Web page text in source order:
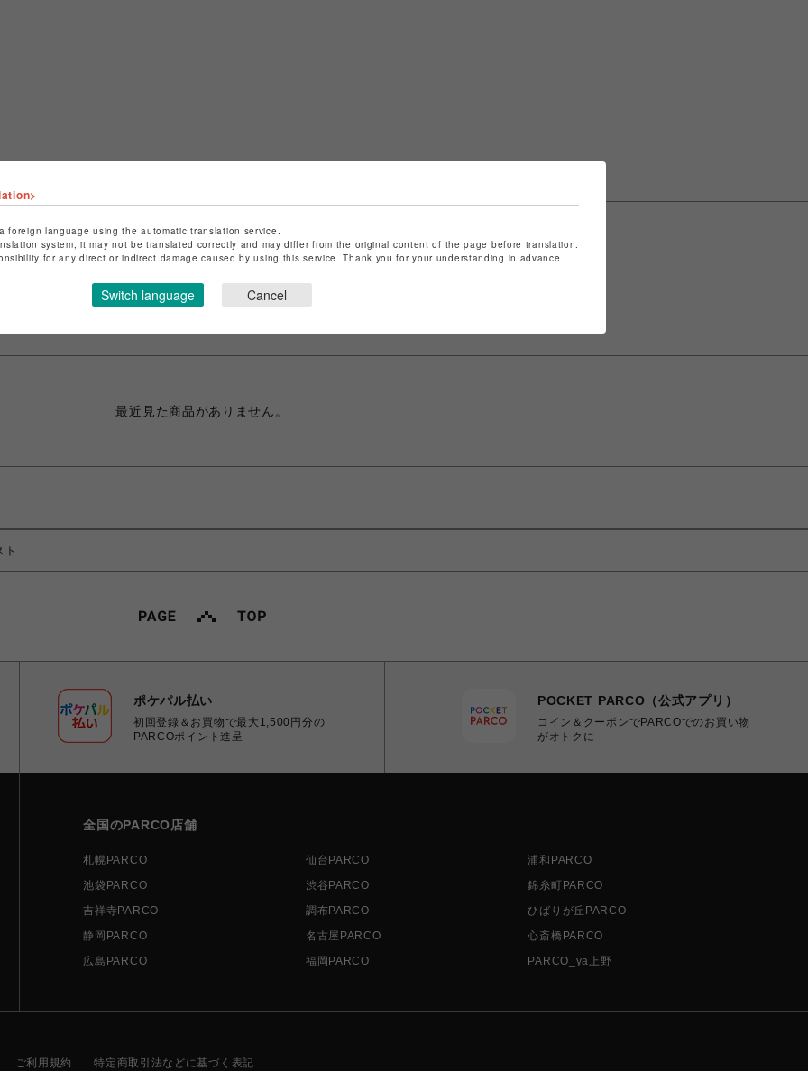
CHECKED ITEMS
最近見た商品がありません。
ト
ポケパル払い
初回登録＆お買物で最大1,500円分の
PARCOポイント進呈
POCKET PARCO（公式アプリ）
コイン＆クーポンでPARCOでのお買い物
がオトクに
全国のPARCO店舗
札幌PARCO 仙台PARCO
浦和PARCO
池袋PARCO
渋谷PARCO
錦糸町PARCO
吉祥寺PARCO
調布PARCO
ひばりが丘PARCO
静岡PARCO
名古屋PARCO
心斎橋PARCO
広島PARCO
福岡PARCO PARCO_ya上野
ご利用規約 特定商取引法などに基づく表記
foreign language using the automatic translation service.
system, it may not be translated correctly and may differ from the original content of the page before translation.
for any direct or indirect damage caused by using this service. Thank you for your understanding in advance.
Switch language Cancel